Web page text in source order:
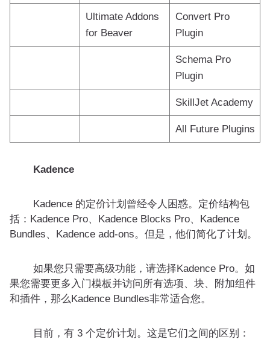
Ultimate Addons
for Beaver
Convert Pro
Plugin
Schema Pro
Plugin
SkillJet Academy
All Future Plugins
Kadence
Kadence 的定价计划曾经令人困惑。定价结构包
括：Kadence Pro、Kadence Blocks Pro、Kadence
Bundles、Kadence add-ons。但是，他们简化了计划。
如果您只需要高级功能，请选择Kadence Pro。如
果您需要更多入门模板并访问所有选项、块、附加组件
和插件，那么Kadence Bundles非常适合您。
目前，有 3 个定价计划。这是它们之间的区别：